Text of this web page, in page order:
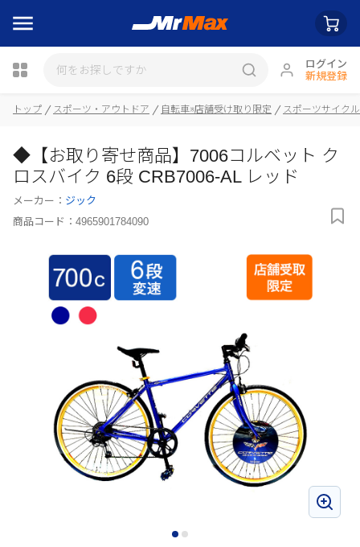
ログイン
新規登録
瓶詰
トップ スポーツ・アウトドア 自転車※店舗受け取り限定 スポーツサイクル
◆【お取り寄せ商品】7006コルベット ク
ロスバイク 6段 CRB7006-AL レッド
メーカー： ジック
商品コード： 4965901784090